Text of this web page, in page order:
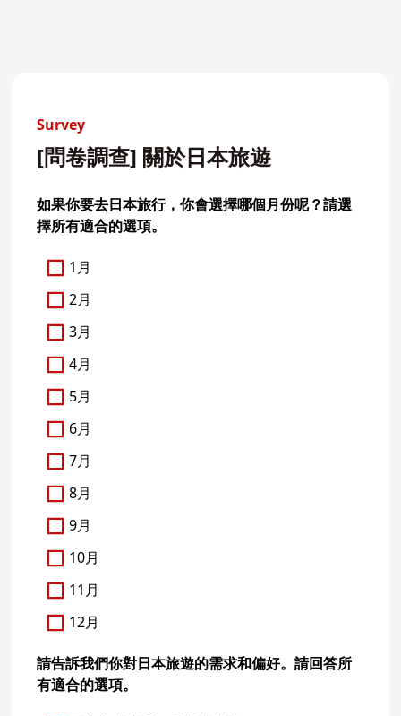
Survey
[問卷調查] 關於日本旅遊
如果你要去日本旅行，你會選擇哪個月份呢？請選
擇所有適合的選項。
1月
2月
3月
4月
5月
6月
7月
8月
9月
10月
11月
12月
請告訴我們你對日本旅遊的需求和偏好。請回答所
有適合的選項。